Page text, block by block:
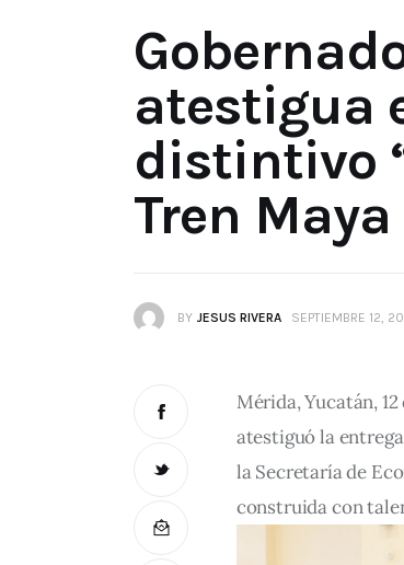
atestigua
distintivo
Tren Maya
BY JESUS RIVERA SEPTIEMBRE 12,
Mérida, Yucatán,
atestiguó la
la Secretaría de
construida con